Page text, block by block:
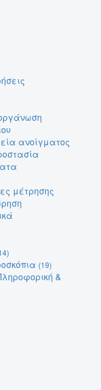
ανοίγματος
μέτρησης
(19)
&